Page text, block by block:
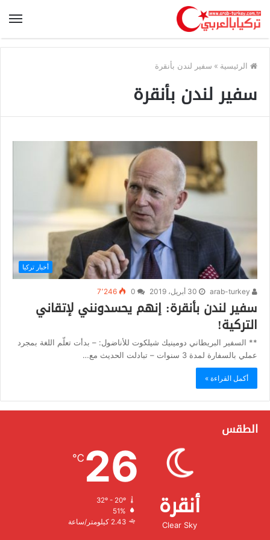
الرئيسية » سفير لندن بأنقرة
سفير لندن بأنقرة
أخبار تركيا
30 أبريل، 2019 7٬246
سفير لندن بأنقرة: إنهم يحسدونني لإتقاني
التركية!
** السفير البريطاني دومينيك شيلكوت للأناضول: – بدأت تعلّم اللغة بمجرد
عملي بالسفارة لمدة 3 سنوات – تبادلت الحديث مع…
أكمل القراءة »
الطقس
أنقرة
Clear Sky
26
℃
32º - 20º
الرطوبة:
الرياح:2.43 كيلومتر/ساعة